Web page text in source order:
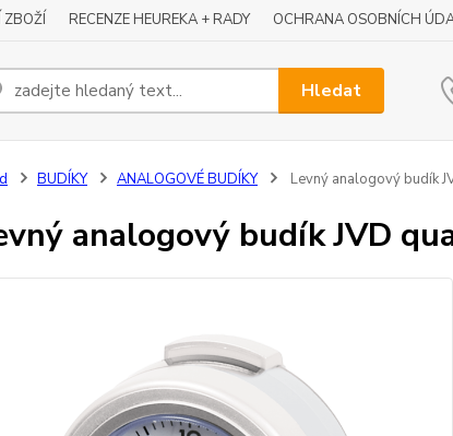
ZBOŽÍ RECENZE HEUREKA + RADY OCHRANA OSOBNÍCH
Hledat
BUDÍKY ANALOGOVÉ BUDÍKY Levný analogový budík
analogový budík JVD